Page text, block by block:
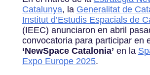
Catalunya, la Generalitat de
Institut d’Estudis Espacials de
(IEEC) anunciaron en abril
convocatoria para participar en
‘NewSpace Catalonia’ en la
Expo Europe 2025.